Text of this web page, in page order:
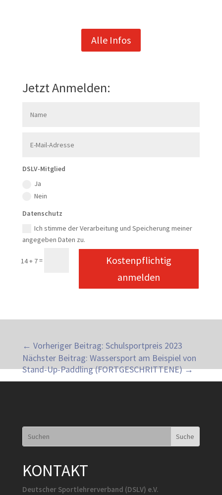
Alle Infos
Jetzt Anmelden:
DSLV-Mitglied
Ja
Nein
Datenschutz
Ich stimme der Verarbeitung und Speicherung meiner
angegeben Daten zu.
14 + 7=
Kostenpflichtig
anmelden
← Vorheriger Beitrag: Schulsportpreis 2023
Nächster Beitrag: Wassersport am Beispiel von
Stand-Up-Paddling (FORTGESCHRITTENE)→
KONTAKT
Deutscher Sportlehrerverband (DSLV) e.V.